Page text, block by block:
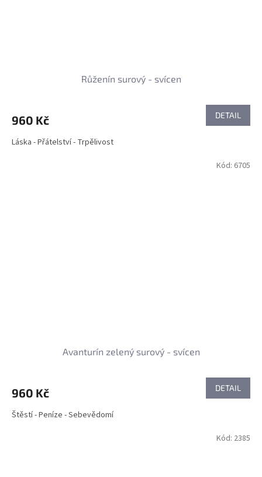
Růženín surový - svícen
960 Kč DETAIL
Láska - Přátelství - Trpělivost
Avanturín zelený surový - svícen
960 Kč DETAIL
Štěstí - Peníze - Sebevědomí
Kód: 6705
Kód: 2385